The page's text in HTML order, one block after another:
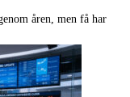
åren, men få har